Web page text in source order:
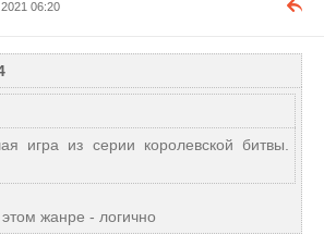
06:20
игра из серии королевской битвы.
жанре - логично